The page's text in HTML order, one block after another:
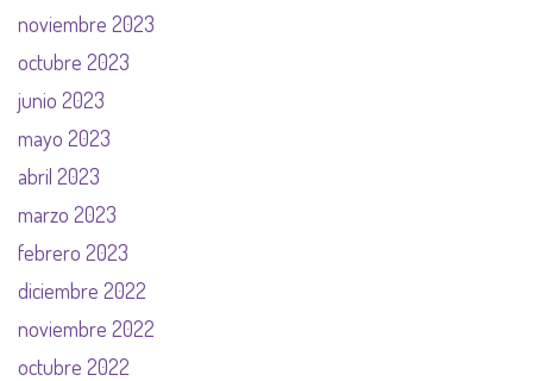
noviembre 2023
octubre 2023
junio 2023
mayo 2023
abril 2023
marzo 2023
febrero 2023
diciembre 2022
noviembre 2022
octubre 2022